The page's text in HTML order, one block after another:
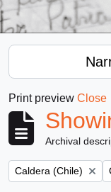
Print preview Close
Archival
Remove filter:
Caldera (Chile)